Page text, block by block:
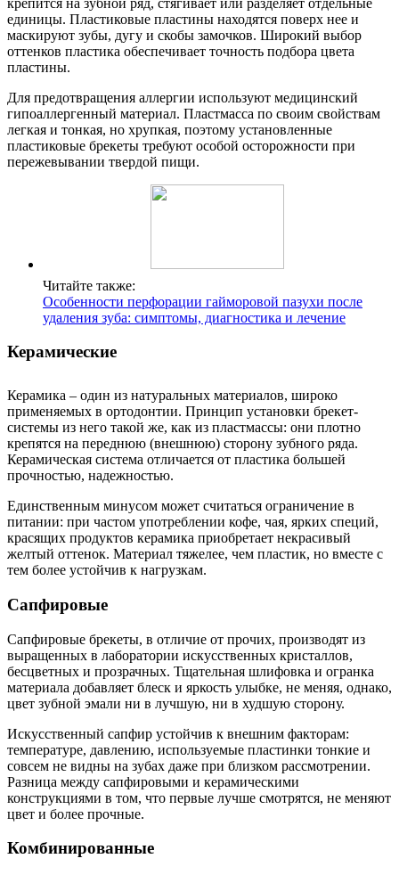
единицы. Пластиковые пластины находятся поверх нее и
маскируют зубы, дугу и скобы замочков. Широкий выбор
оттенков пластика обеспечивает точность подбора цвета
пластины.
Для предотвращения аллергии используют медицинский
гипоаллергенный материал. Пластмасса по своим свойствам
легкая и тонкая, но хрупкая, поэтому установленные
пластиковые брекеты требуют особой осторожности при
пережевывании твердой пищи.
Читайте также:
Особенности перфорации гайморовой пазухи после
удаления зуба: симптомы, диагностика и лечение
Керамические
Керамика – один из натуральных материалов, широко
применяемых в ортодонтии. Принцип установки брекет-
системы из него такой же, как из пластмассы: они плотно
крепятся на переднюю (внешнюю) сторону зубного ряда.
Керамическая система отличается от пластика большей
прочностью, надежностью.
Единственным минусом может считаться ограничение в
питании: при частом употреблении кофе, чая, ярких специй,
красящих продуктов керамика приобретает некрасивый
желтый оттенок. Материал тяжелее, чем пластик, но вместе с
тем более устойчив к нагрузкам.
Сапфировые
Сапфировые брекеты, в отличие от прочих, производят из
выращенных в лаборатории искусственных кристаллов,
бесцветных и прозрачных. Тщательная шлифовка и огранка
материала добавляет блеск и яркость улыбке, не меняя, однако,
цвет зубной эмали ни в лучшую, ни в худшую сторону.
Искусственный сапфир устойчив к внешним факторам:
температуре, давлению, используемые пластинки тонкие и
совсем не видны на зубах даже при близком рассмотрении.
Разница между сапфировыми и керамическими
конструкциями в том, что первые лучше смотрятся, не меняют
цвет и более прочные.
Комбинированные